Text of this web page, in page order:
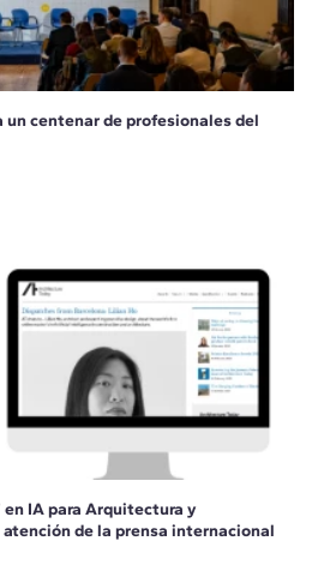
un centenar de profesionales del
en IA para Arquitectura y
de la prensa internacional